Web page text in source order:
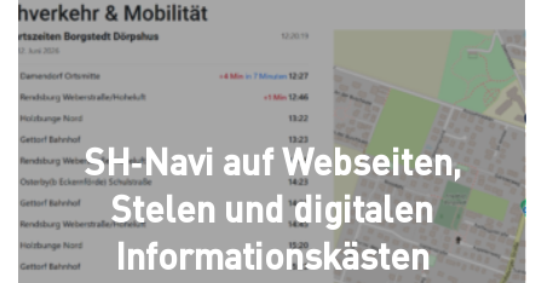
SH‑Navi auf Webseiten,
Stelen und digitalen
Informationskästen